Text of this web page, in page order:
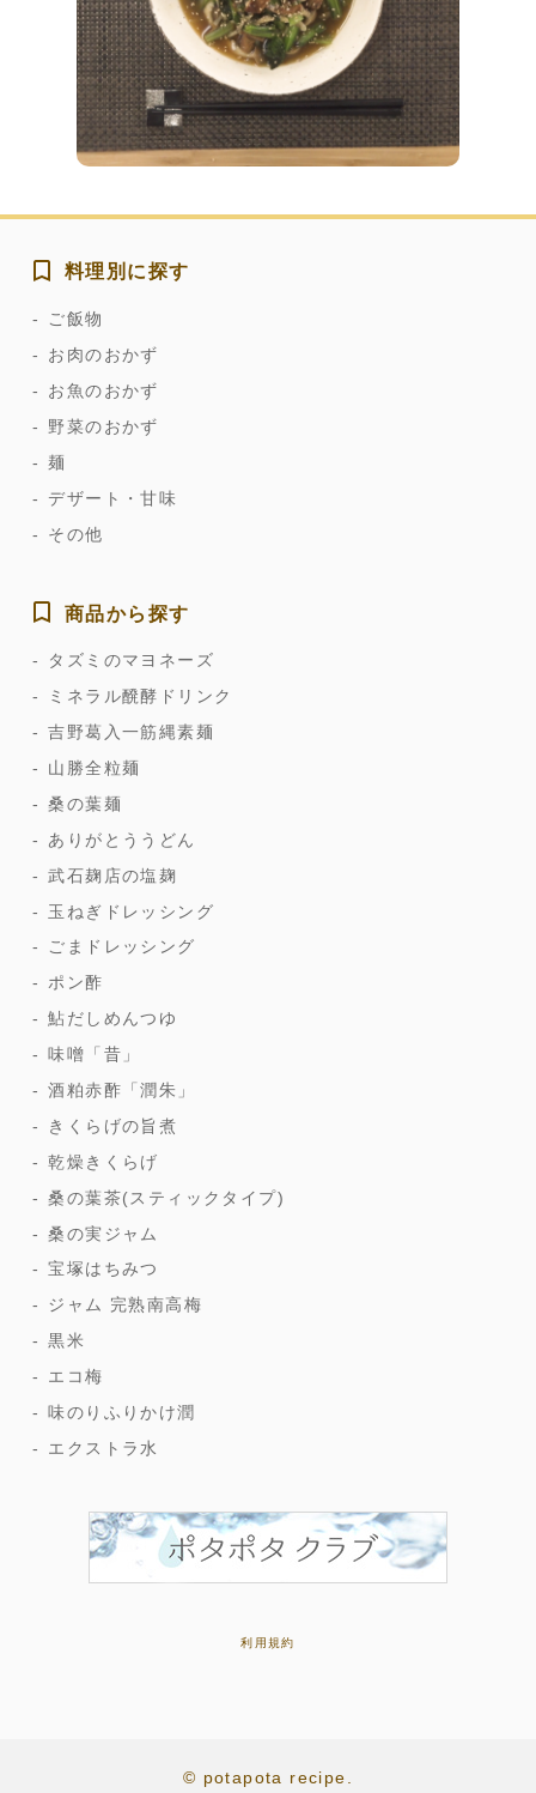
料理別に探す
ご飯物
お肉のおかず
お魚のおかず
野菜のおかず
麺
デザート・甘味
その他
商品から探す
タズミのマヨネーズ
ミネラル醗酵ドリンク
吉野葛入一筋縄素麺
山勝全粒麺
桑の葉麺
ありがとううどん
武石麹店の塩麹
玉ねぎドレッシング
ごまドレッシング
ポン酢
鮎だしめんつゆ
味噌「昔」
酒粕赤酢「潤朱」
きくらげの旨煮
乾燥きくらげ
桑の葉茶(スティックタイプ)
桑の実ジャム
宝塚はちみつ
ジャム 完熟南高梅
黒米
エコ梅
味のりふりかけ潤
エクストラ水
利用規約
© potapota recipe.